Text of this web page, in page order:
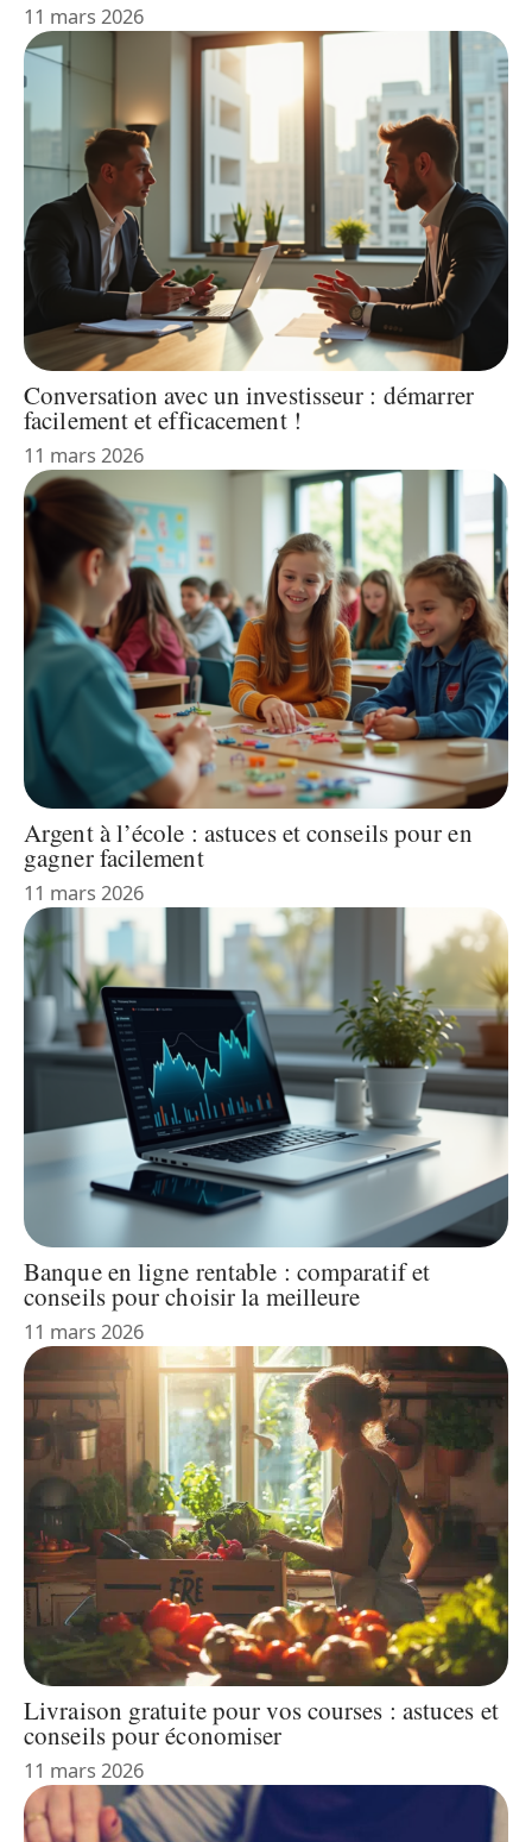
11 mars 2026
Conversation avec un investisseur : démarrer
facilement et efficacement !
11 mars 2026
Argent à l’école : astuces et conseils pour en
gagner facilement
11 mars 2026
Banque en ligne rentable : comparatif et
conseils pour choisir la meilleure
11 mars 2026
Livraison gratuite pour vos courses : astuces et
conseils pour économiser
11 mars 2026